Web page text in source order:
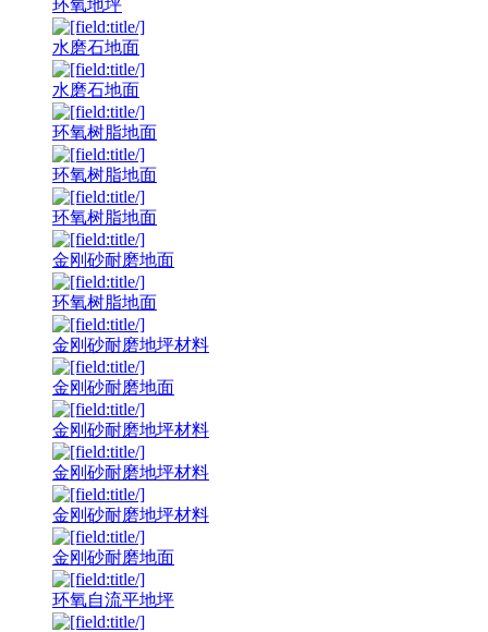
环氧地坪
水磨石地面
水磨石地面
环氧树脂地面
环氧树脂地面
环氧树脂地面
金刚砂耐磨地面
环氧树脂地面
金刚砂耐磨地坪材料
金刚砂耐磨地面
金刚砂耐磨地坪材料
金刚砂耐磨地坪材料
金刚砂耐磨地坪材料
金刚砂耐磨地面
环氧自流平地坪